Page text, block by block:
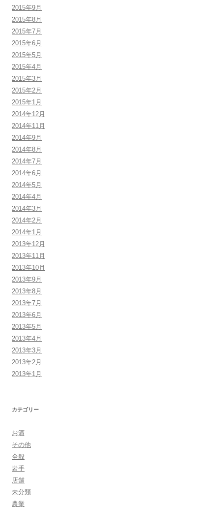
2015年9月
2015年8月
2015年7月
2015年6月
2015年5月
2015年4月
2015年3月
2015年2月
2015年1月
2014年12月
2014年11月
2014年9月
2014年8月
2014年7月
2014年6月
2014年5月
2014年4月
2014年3月
2014年2月
2014年1月
2013年12月
2013年11月
2013年10月
2013年9月
2013年8月
2013年7月
2013年6月
2013年5月
2013年4月
2013年3月
2013年2月
2013年1月
カテゴリー
お酒
その他
全般
岩手
店舗
未分類
農業